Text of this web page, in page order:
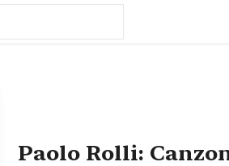
Paolo Rolli: